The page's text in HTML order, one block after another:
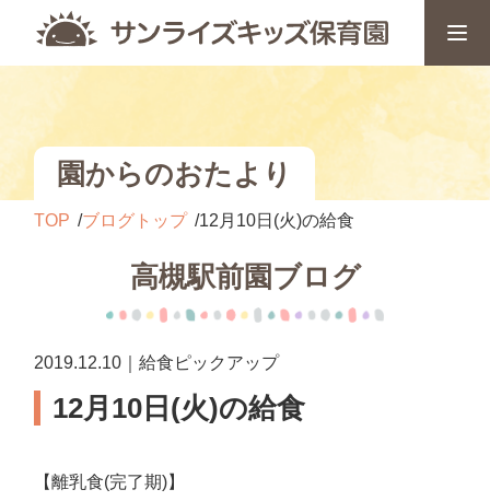
園からのおたより
TOP ブログトップ 12月10日(火)の給食
高槻駅前園ブログ
2019.12.10｜給食ピックアップ
12月10日(火)の給食
【離乳食(完了期)】